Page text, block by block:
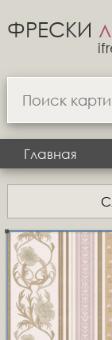
ФРЕСКИ
Главная